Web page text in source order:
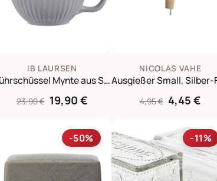
IB LAURSEN
Rührschüssel Mynte aus Steingut
23,90 € 19,90 €
NICOLAS VAHE
4,95 € 4,45 €
-50% -11%